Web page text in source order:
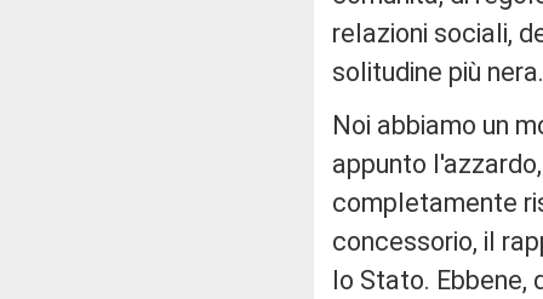
relazioni sociali,
solitudine più nera.
Noi abbiamo un
appunto
completamente
concessorio, il
lo Stato. Ebbene,